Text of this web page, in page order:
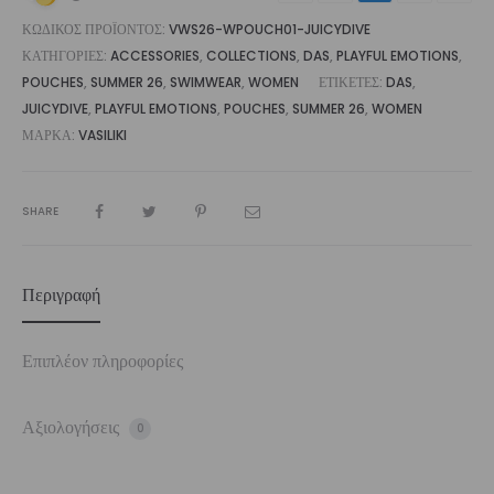
ΚΩΔΙΚΌΣ ΠΡΟΪΌΝΤΟΣ: VWS26-WPOUCH01-JUICYDIVE
ΚΑΤΗΓΟΡΊΕΣ: ACCESSORIES, COLLECTIONS, DAS, PLAYFUL EMOTIONS,
POUCHES, SUMMER 26, SWIMWEAR, WOMEN ΕΤΙΚΈΤΕΣ: DAS,
JUICYDIVE, PLAYFUL EMOTIONS, POUCHES, SUMMER 26, WOMEN
ΜΆΡΚΑ: VASILIKI
SHARE
Περιγραφή
Επιπλέον πληροφορίες
Αξιολογήσεις 0